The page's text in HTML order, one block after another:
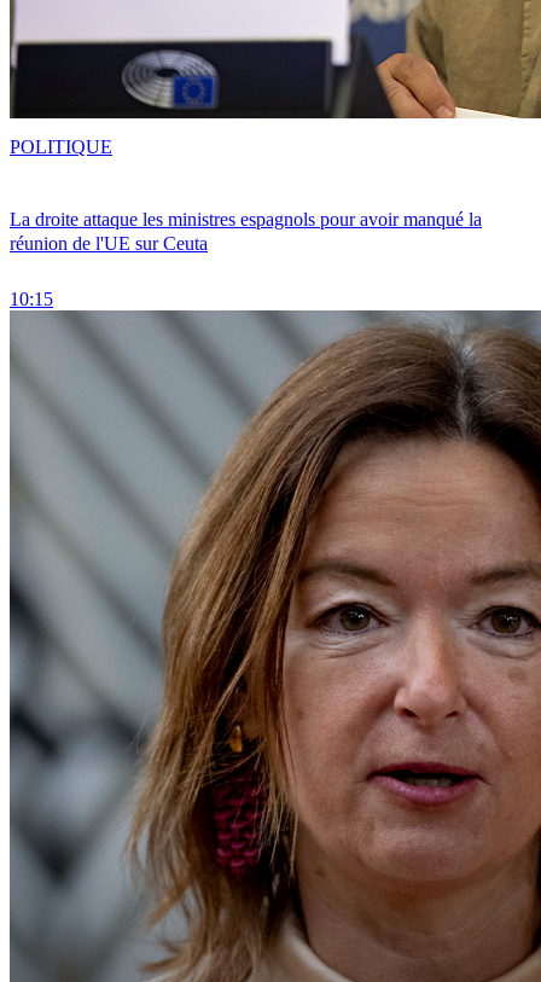
La droite attaque les ministres espagnols pour avoir manqué la
réunion de l'UE sur Ceuta
10:15
POLITIQUE